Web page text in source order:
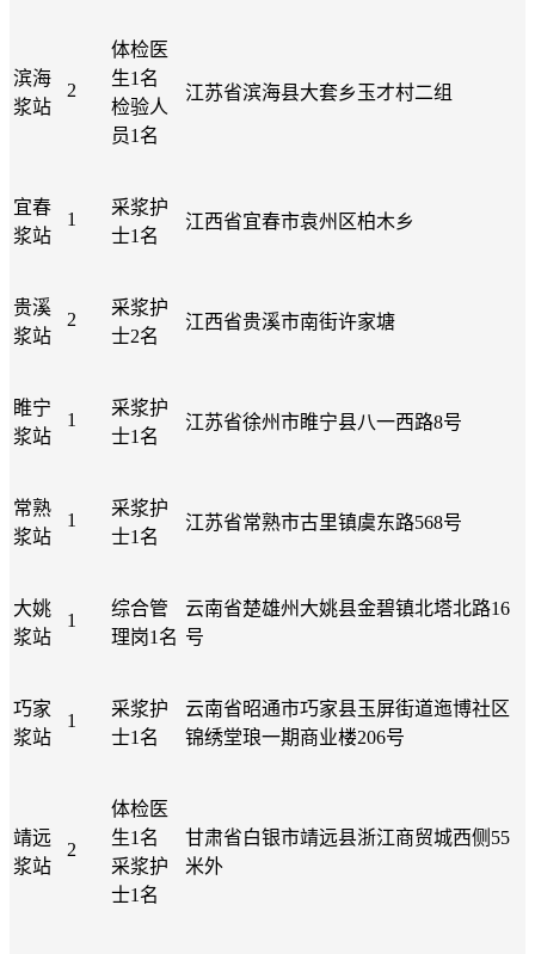
滨海
浆站
2
体检医
生1名
检验人
员1名
江苏省滨海县大套乡玉才村二组
宜春
浆站
1
采浆护
士1名
江西省宜春市袁州区柏木乡
贵溪
浆站
2
采浆护
士2名
江西省贵溪市南街许家塘
睢宁
浆站
1
采浆护
士1名
江苏省徐州市睢宁县八一西路8号
常熟
浆站
1
采浆护
士1名
江苏省常熟市古里镇虞东路568号
大姚
浆站
1
综合管
理岗1名
云南省楚雄州大姚县金碧镇北塔北路16
号
巧家
浆站
1
采浆护
士1名
云南省昭通市巧家县玉屏街道迤博社区
锦绣堂琅一期商业楼206号
靖远
浆站
2
体检医
生1名
采浆护
士1名
甘肃省白银市靖远县浙江商贸城西侧55
米外